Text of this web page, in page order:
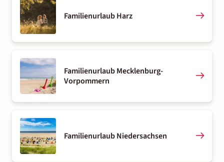
Familienurlaub Harz
Familienurlaub Mecklenburg-
Vorpommern
Familienurlaub Niedersachsen